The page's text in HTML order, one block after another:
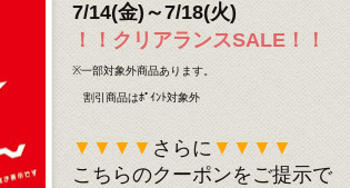
7/14(金)～7/18(火)
！！クリアランスSALE！！
※一部対象外商品あります。
割引商品はﾎﾟｲﾝﾄ対象外
▼▼▼▼ さらに ▼▼▼▼
こちらのクーポンをご提示で